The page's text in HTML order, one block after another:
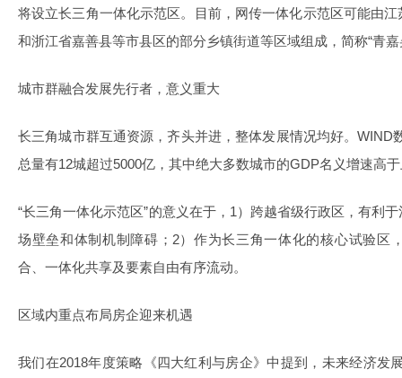
将设立长三角一体化示范区。目前，网传一体化示范区可能由
和浙江省嘉善县等市县区的部分乡镇街道等区域组成，简称“青嘉
城市群融合发展先行者，意义重大
长三角城市群互通资源，齐头并进，整体发展情况均好。WIND
总量有12城超过5000亿，其中绝大多数城市的GDP名义增速高
“长三角一体化示范区”的意义在于，1）跨越省级行政区，有利
场壁垒和体制机制障碍；2）作为长三角一体化的核心试验区
合、一体化共享及要素自由有序流动。
区域内重点布局房企迎来机遇
我们在2018年度策略《四大红利与房企》中提到，未来经济发